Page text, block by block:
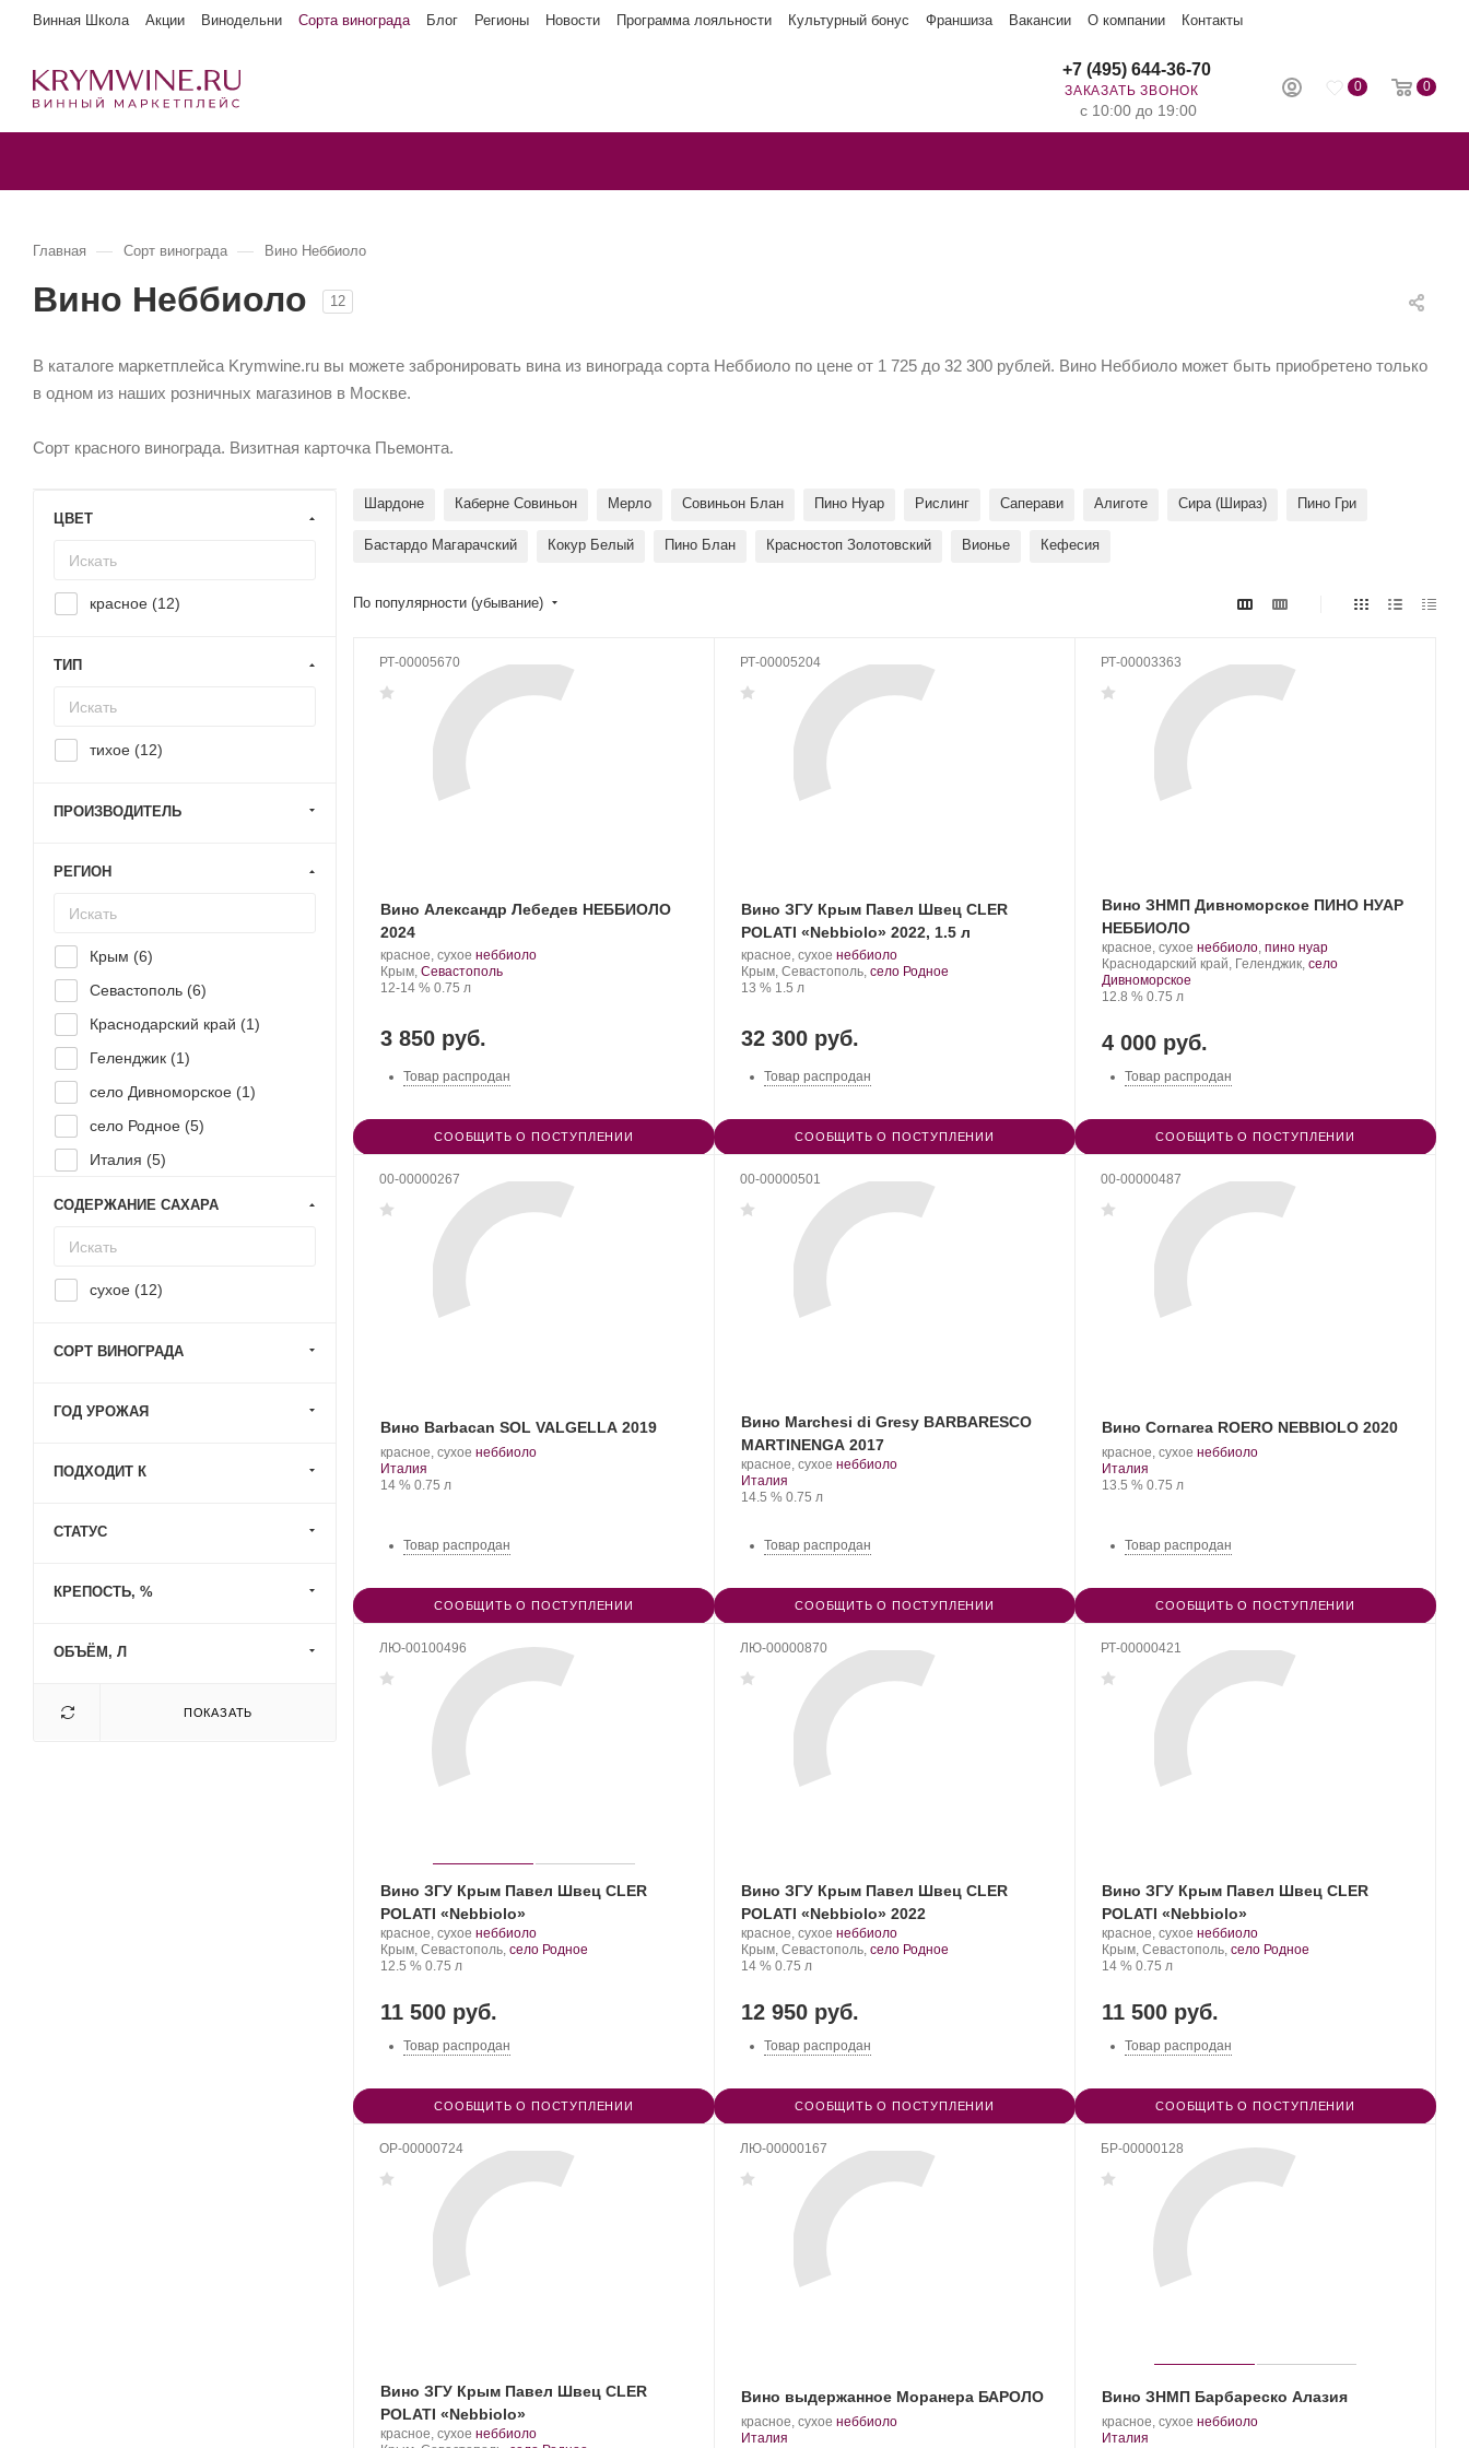
Винная Школа Акции Винодельни Сорта винограда Блог Регионы Новости Программа лояльности Культурный бонус Франшиза Вакансии О компании Контакты
0 0
+7 (495) 644-36-70
ЗАКАЗАТЬ ЗВОНОК
с 10:00 до 19:00
Главная — Сорт винограда — Вино Неббиоло
Вино Неббиоло 12
В каталоге маркетплейса Krymwine.ru вы можете забронировать вина из винограда сорта Неббиоло по цене от 1 725 до 32 300 рублей. Вино Неббиоло может быть приобретено только
в одном из наших розничных магазинов в Москве.
Сорт красного винограда. Визитная карточка Пьемонта.
Шардоне Каберне Совиньон Мерло Совиньон Блан Пино Нуар Рислинг Саперави Алиготе Сира (Шираз) Пино Гри
Бастардо Магарачский Кокур Белый Пино Блан Красностоп Золотовский Вионье Кефесия
По популярности (убывание)
РТ-00005670
Вино Александр Лебедев НЕББИОЛО
2024
Производитель:
Усадьба
Александровская.
красное, сухое .
Сорт
неббиоло.
Регион:
Крым, Севастополь
Крепость
12-14 %. Объем
0.75 л
3 850 руб.
Товар распродан
СООБЩИТЬ О ПОСТУПЛЕНИИ
РТ-00005204
Вино ЗГУ Крым Павел Швец CLER
POLATI «Nebbiolo» 2022, 1.5 л
Производитель:
UPPA
WINERY.
красное, сухое .
Сорт
неббиоло.
Регион:
Крым, Севастополь, село Родное
Крепость
13 %. Объем
1.5 л
32 300 руб.
Товар распродан
СООБЩИТЬ О ПОСТУПЛЕНИИ
РТ-00003363
Вино ЗНМП Дивноморское ПИНО НУАР
НЕББИОЛО
Производитель:
Усадьба
Дивноморское.
красное, сухое .
Сорт
неббиоло, пино нуар.
Регион:
Краснодарский край, Геленджик, село
Дивноморское
Крепость
12.8 %. Объем
0.75 л
4 000 руб.
Товар распродан
СООБЩИТЬ О ПОСТУПЛЕНИИ
00-00000267
Вино Barbacan SOL VALGELLA 2019
красное, сухое .неббиоло.
Регион:
Италия
Крепость
14 %. Объем
0.75 л
Товар распродан
СООБЩИТЬ О ПОСТУПЛЕНИИ
00-00000501
Вино Marchesi di Gresy BARBARESCO
MARTINENGA 2017
красное, сухое .неббиоло.
Регион:
Италия
Крепость
14.5 %. Объем
0.75 л
Товар распродан
СООБЩИТЬ О ПОСТУПЛЕНИИ
00-00000487
Вино Cornarea ROERO NEBBIOLO 2020
красное, сухое .неббиоло.
Регион:
Италия
Крепость
13.5 %. Объем
0.75 л
Товар распродан
СООБЩИТЬ О ПОСТУПЛЕНИИ
ЛЮ-00100496
Вино ЗГУ Крым Павел Швец CLER
POLATI «Nebbiolo»
Производитель:
UPPA
WINERY.
красное, сухое .
Сорт
неббиоло.
Регион:
Крым, Севастополь, село Родное
Крепость
12.5 %. Объем
0.75 л
11 500 руб.
Товар распродан
СООБЩИТЬ О ПОСТУПЛЕНИИ
ЛЮ-00000870
Вино ЗГУ Крым Павел Швец CLER
POLATI «Nebbiolo» 2022
Производитель:
UPPA
WINERY.
красное, сухое .
Сорт
неббиоло.
Регион:
Крым, Севастополь, село Родное
Крепость
14 %. Объем
0.75 л
12 950 руб.
Товар распродан
СООБЩИТЬ О ПОСТУПЛЕНИИ
РТ-00000421
Вино ЗГУ Крым Павел Швец CLER
POLATI «Nebbiolo»
Производитель:
UPPA
WINERY.
красное, сухое .
Сорт
неббиоло.
Регион:
Крым, Севастополь, село Родное
Крепость
14 %. Объем
0.75 л
11 500 руб.
Товар распродан
СООБЩИТЬ О ПОСТУПЛЕНИИ
OP-00000724
Вино ЗГУ Крым Павел Швец CLER
POLATI «Nebbiolo»
Производитель:
красное, сухое .неббиоло.
ЛЮ-00000167
Вино выдержанное Моранера БАРОЛО
красное, сухое .неббиоло.
Регион:
Италия
БР-00000128
Вино ЗНМП Барбареско Алазия
красное, сухое .неббиоло.
Регион:
Италия
ЦВЕТ
красное (12)
ТИП
тихое (12)
ПРОИЗВОДИТЕЛЬ
РЕГИОН
Крым (6)
Севастополь (6)
Краснодарский край (1)
Геленджик (1)
село Дивноморское (1)
село Родное (5)
Италия (5)
СОДЕРЖАНИЕ САХАРА
сухое (12)
СОРТ ВИНОГРАДА
ГОД УРОЖАЯ
ПОДХОДИТ К
СТАТУС
КРЕПОСТЬ, %
ОБЪЁМ, Л
ПОКАЗАТЬ